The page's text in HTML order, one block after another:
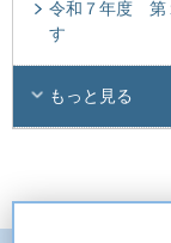
令和７年度 第
す
もっと見る